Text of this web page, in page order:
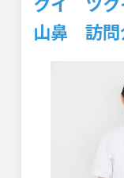
山鼻 訪